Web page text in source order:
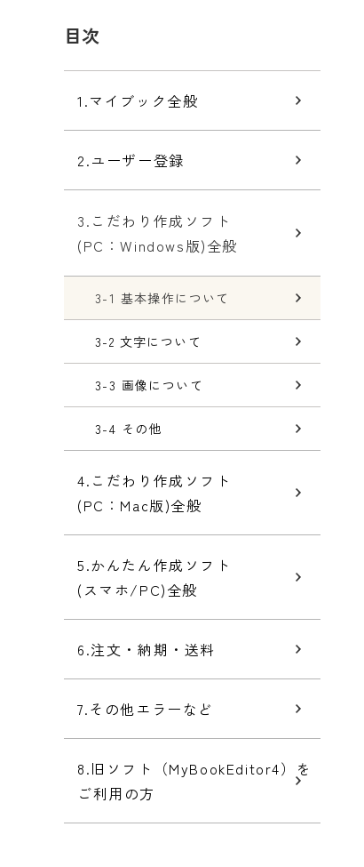
目次
1.マイブック全般
2.ユーザー登録
3.こだわり作成ソフト
(PC：Windows版)全般
3-1 基本操作について
3-2 文字について
3-3 画像について
3-4 その他
4.こだわり作成ソフト
(PC：Mac版)全般
5.かんたん作成ソフト
(スマホ/PC)全般
6.注文・納期・送料
7.その他エラーなど
8.旧ソフト（MyBookEditor4）を
ご利用の方